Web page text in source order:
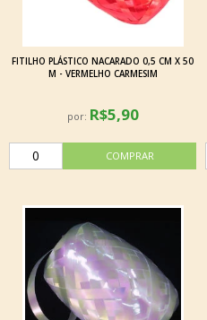
FITILHO PLÁSTICO NACARADO 0,5 CM X 50
M - VERMELHO CARMESIM
por: R$5,90